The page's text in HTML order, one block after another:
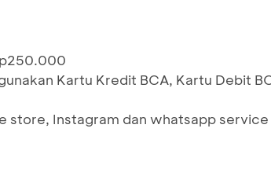
Kartu Kredit BCA, Kartu Debit
store, Instagram dan whatsapp service